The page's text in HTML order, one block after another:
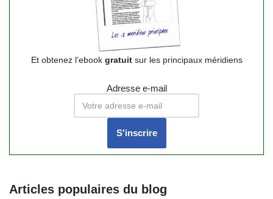
Et obtenez l’ebook gratuitsur les principaux méridiens
Adresse e-mail
Articles populaires du blog